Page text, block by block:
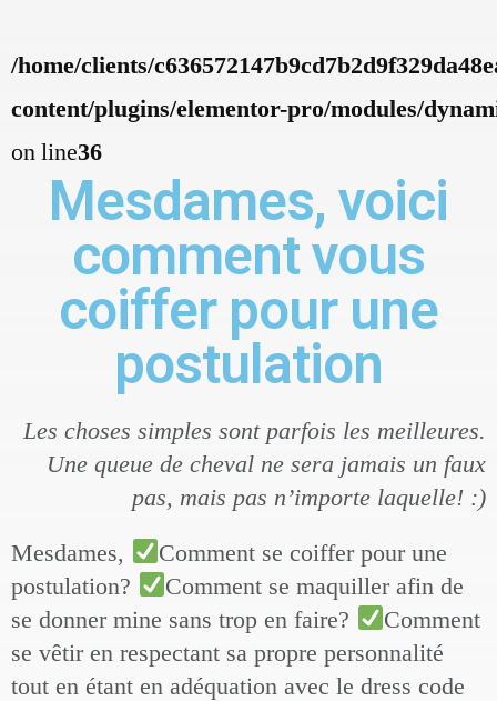
/home/clients/
content/plugins/elementor-pro/modules/
on line36
Mesdames, voici
comment vous
coiffer pour une
postulation
Les choses simples sont parfois les meilleures.
Une queue de cheval ne sera jamais un faux
pas, mais pas n’importe laquelle! :)
Mesdames,
Comment se coiffer pour une
postulation?
Comment se maquiller afin de
se donner mine sans trop en faire?
Comment
se vêtir en respectant sa propre personnalité
tout en étant en adéquation avec le dress code